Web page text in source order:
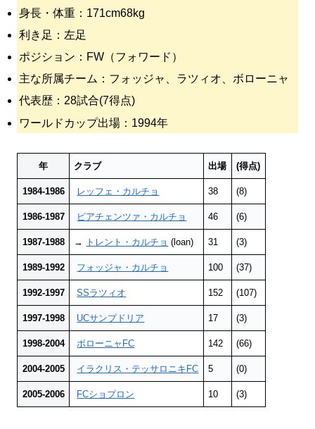
身長・体重：171cm68kg
利き足：左足
ポジション：FW（フォワード）
主な所属チーム：フォッジャ、ラツィオ、ボローニャ
代表歴：28試合(7得点)
ワールドカップ出場：1994年
年 クラブ 出場 (得点)
1984-1986 レッフェ・カルチョ 38 (8)
1986-1987 ピアチェンツァ・カルチョ 46 (6)
1987-1988 → トレント・カルチョ (loan) 31 (3)
1989-1992 フォッジャ・カルチョ 100 (37)
1992-1997 SSラツィオ 152 (107)
1997-1998 UCサンプドリア 17 (3)
1998-2004 ボローニャFC 142 (66)
2004-2005 イラクリス・テッサロニキFC 5 (0)
2005-2006 FCショプロン 10 (3)